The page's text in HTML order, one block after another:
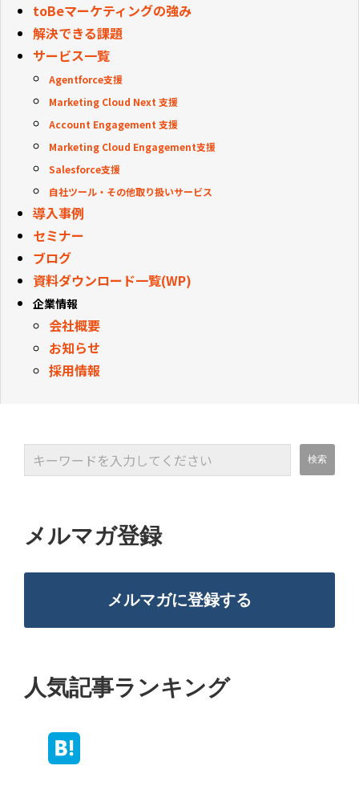
toBeマーケティングの強み
解決できる課題
サービス一覧
Agentforce支援
Marketing Cloud Next 支援
Account Engagement 支援
Marketing Cloud Engagement支援
Salesforce支援
自社ツール・その他取り扱いサービス
導入事例
セミナー
ブログ
資料ダウンロード一覧(WP)
企業情報
会社概要
お知らせ
採用情報
メルマガ登録
メルマガに登録する
人気記事ランキング